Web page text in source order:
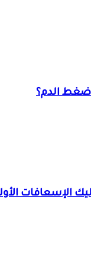
ضغط الدم؟
الإسعافات